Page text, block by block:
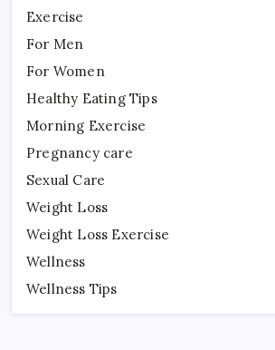
Exercise
For Men
For Women
Healthy Eating Tips
Morning Exercise
Pregnancy care
Sexual Care
Weight Loss
Weight Loss Exercise
Wellness
Wellness Tips